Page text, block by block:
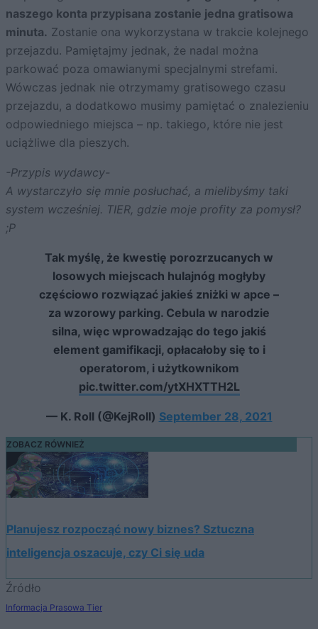
naszego konta przypisana zostanie jedna gratisowa
minuta. Zostanie ona wykorzystana w trakcie kolejnego
przejazdu. Pamiętajmy jednak, że nadal można
parkować poza omawianymi specjalnymi strefami.
Wówczas jednak nie otrzymamy gratisowego czasu
przejazdu, a dodatkowo musimy pamiętać o znalezieniu
odpowiedniego miejsca – np. takiego, które nie jest
uciążliwe dla pieszych.
-Przypis wydawcy-
A wystarczyło się mnie posłuchać, a mielibyśmy taki
system wcześniej. TIER, gdzie moje profity za pomysł?
;P
Tak myślę, że kwestię porozrzucanych w
losowych miejscach hulajnóg mogłyby
częściowo rozwiązać jakieś zniżki w apce –
za wzorowy parking. Cebula w narodzie
silna, więc wprowadzając do tego jakiś
element gamifikacji, opłacałoby się to i
operatorom, i użytkownikom
pic.twitter.com/ytXHXTTH2L
— K. Roll (@KejRoll) September 28, 2021
ZOBACZ RÓWNIEŻ
Planujesz rozpocząć nowy biznes? Sztuczna
inteligencja oszacuje, czy Ci się uda
Źródło
Informacja Prasowa Tier